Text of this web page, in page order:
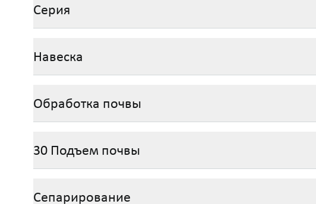
Серия
Навеска
Обработка почвы
30 Подъем почвы
Сепарирование